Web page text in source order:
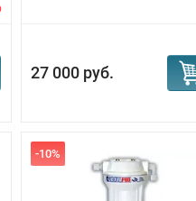
27 000 руб.
-10%